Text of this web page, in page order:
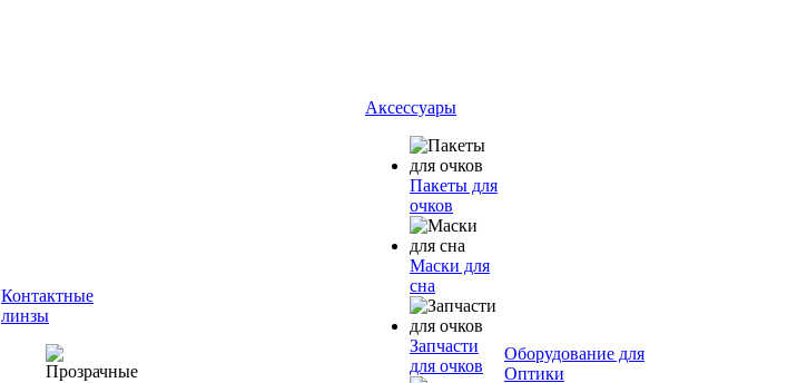
Контактные
линзы
Аксессуары
Пакеты для
очков
Маски для
сна
Запчасти
для очков
Оборудование для
Оптики